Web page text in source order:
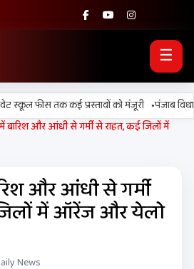
☰
फीस तक कई प्रस्तावों को मंजूरी •पंजाब
बारिश और आंधी से गर्मी से राहत, कई जिलों में
और आंधी से गर्मी
में ऑरेंज और येलो
News